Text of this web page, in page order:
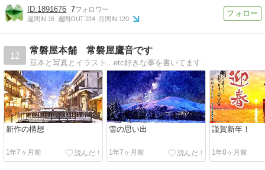
1891676 7
週間IN:16 週間OUT:224 月間IN:120
12
常磐屋本舗 常磐屋鷹音です
豆本と写真とイラスト...etc好きな事を書いてます
新作の構想
1年7ヶ月前
雪の思い出
1年7ヶ月前
謹賀新年！
1年8ヶ月前